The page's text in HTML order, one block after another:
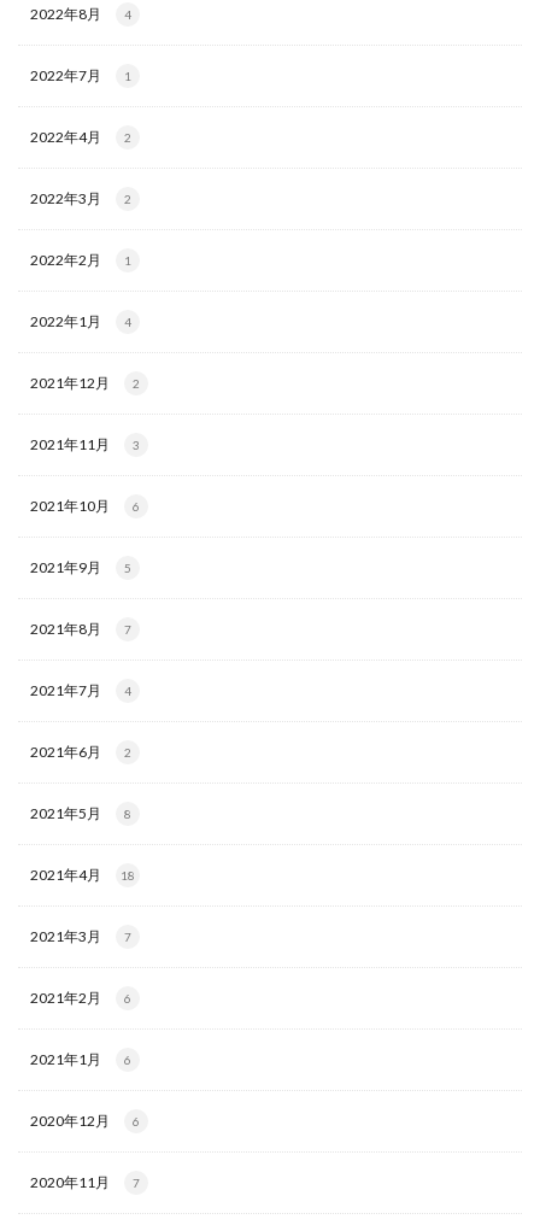
2022年8月 4
2022年7月 1
2022年4月 2
2022年3月 2
2022年2月 1
2022年1月 4
2021年12月 2
2021年11月 3
2021年10月 6
2021年9月 5
2021年8月 7
2021年7月 4
2021年6月 2
2021年5月 8
2021年4月 18
2021年3月 7
2021年2月 6
2021年1月 6
2020年12月 6
2020年11月 7